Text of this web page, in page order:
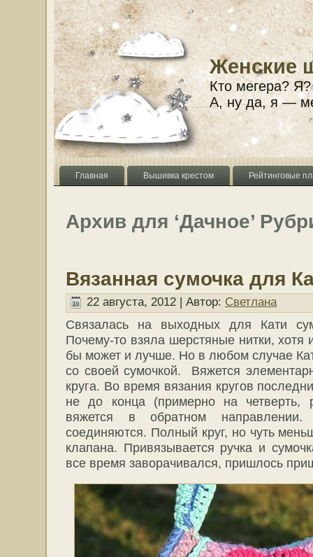
Женские
Кто мегера?
А, ну да, я —
Главная Вышивка крестом Рейтинговые
Архив для ‘Дачное’
Вязанная сумочка для
22 августа, 2012 | Автор: Светлана
Связалась на выходных для Кати
Почему-то взяла шерстяные нитки,
бы может и лучше. Но в любом случае
со своей сумочкой. Вяжется
круга. Во время вязания кругов
не до конца (примерно на четверть,
вяжется в обратном направлении.
соединяются. Полный круг, но чуть
клапана. Привязывается ручка и
все время заворачивался, пришлось